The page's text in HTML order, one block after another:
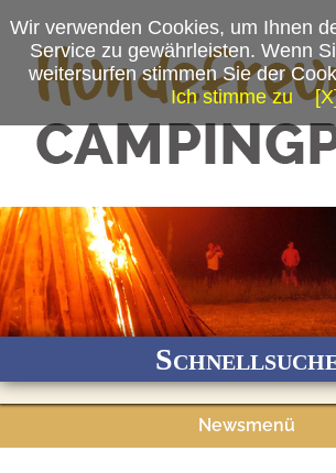
(c) Kur-Gutshof Camping Arterhof
Newsmenü
Wir verwenden Cookies, um Ihnen
Service zu gewährleisten. Wenn
weitersurfen stimmen Sie der
Ich stimme zu
[X]